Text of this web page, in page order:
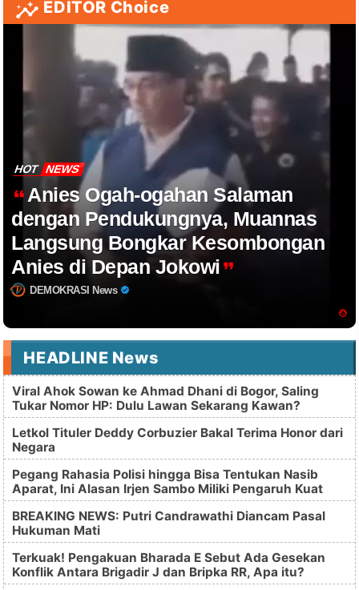
EDITOR Choice
HOT NEWS
Anies Ogah-ogahan Salaman
dengan Pendukungnya, Muannas
Langsung Bongkar Kesombongan
Anies di Depan Jokowi
DEMOKRASI News
HEADLINE News
Viral Ahok Sowan ke Ahmad Dhani di Bogor, Saling
Tukar Nomor HP: Dulu Lawan Sekarang Kawan?
Letkol Tituler Deddy Corbuzier Bakal Terima Honor dari
Negara
Pegang Rahasia Polisi hingga Bisa Tentukan Nasib
Aparat, Ini Alasan Irjen Sambo Miliki Pengaruh Kuat
BREAKING NEWS: Putri Candrawathi Diancam Pasal
Hukuman Mati
Terkuak! Pengakuan Bharada E Sebut Ada Gesekan
Konflik Antara Brigadir J dan Bripka RR, Apa itu?